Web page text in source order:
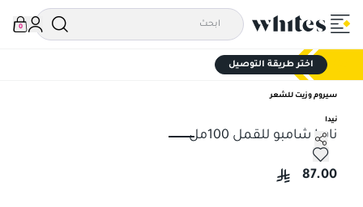
0
اختر طريقة التوصيل
سيروم وزيت للشعر
نيدا
نايدا شامبو للقمل 100مل
نايدا شامبو للقمل 100مل
87.00